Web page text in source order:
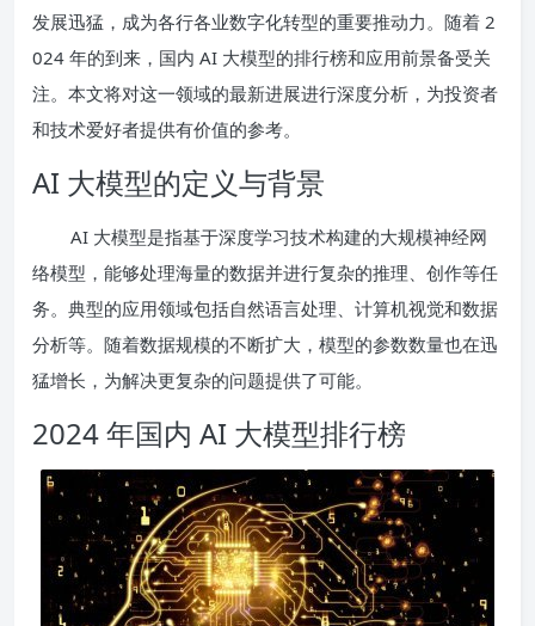
发展迅猛，成为各行各业数字化转型的重要推动力。随着 2
024 年的到来，国内 AI 大模型的排行榜和应用前景备受关
注。本文将对这一领域的最新进展进行深度分析，为投资者
和技术爱好者提供有价值的参考。
AI 大模型的定义与背景
AI 大模型是指基于深度学习技术构建的大规模神经网
络模型，能够处理海量的数据并进行复杂的推理、创作等任
务。典型的应用领域包括自然语言处理、计算机视觉和数据
分析等。随着数据规模的不断扩大，模型的参数数量也在迅
猛增长，为解决更复杂的问题提供了可能。
2024 年国内 AI 大模型排行榜